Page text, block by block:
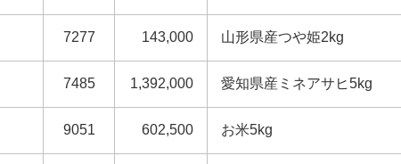
7277 143,000 山形県産つや姫2kg
7485 1,392,000 愛知県産ミネアサヒ5kg
9051 602,500 お米5kg